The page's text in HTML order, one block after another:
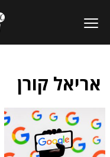
אריאל קורן